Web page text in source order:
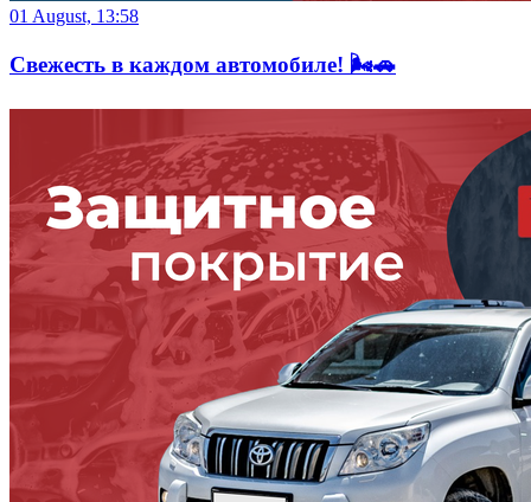
01 August, 13:58
Свежесть в каждом автомобиле! 🌬️🚗